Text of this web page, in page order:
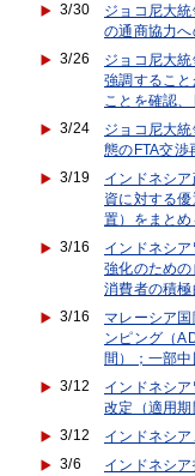
3/30
ジョコ尼大
の通商協力へ
3/26
ジョコ尼大
強調するこ
ことを確認
3/24
ジョコ尼大
態のFTA交渉
3/19
インドネシ
資に対する
置）をまとめ
3/16
インドネシ
強化のため
消費者の積
3/16
マレーシア
ンピング（
間）；一部
3/12
インドネシ
改定（適用
3/12
インドネシ
3/6
インドネシ